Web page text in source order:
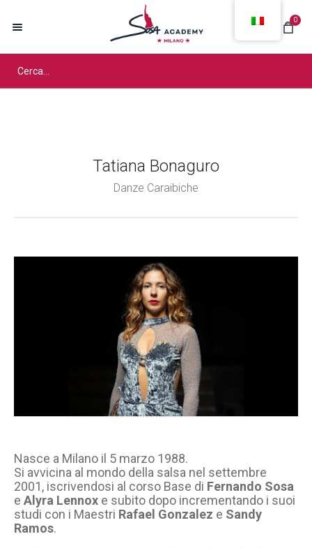
0
Tatiana Bonaguro
Danze Caraibiche
Nasce a Milano il 5 marzo 1988.
Si avvicina al mondo della salsa nel settembre
2001, iscrivendosi al corso Base di Fernando Sosa
eAlyra Lennox e subito dopo incrementando i suoi
studi con i Maestri Rafael Gonzalez e Sandy
Ramos.